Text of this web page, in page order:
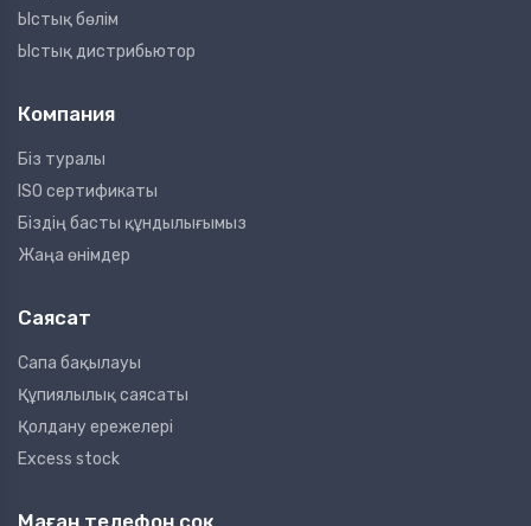
Ыстық бөлім
Ыстық дистрибьютор
Компания
Біз туралы
ISO сертификаты
Біздің басты құндылығымыз
Жаңа өнімдер
Саясат
Сапа бақылауы
Құпиялылық саясаты
Қолдану ережелері
Excess stock